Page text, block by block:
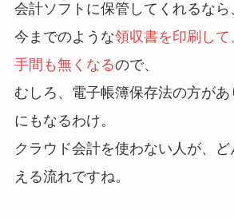
会計ソフトに保管してくれるなら
今までのような領収書を印刷し
手間も無くなるので、
むしろ、電子帳簿保存法の方が
にもなるわけ。
クラウド会計を使わない人が、
える流れですね。